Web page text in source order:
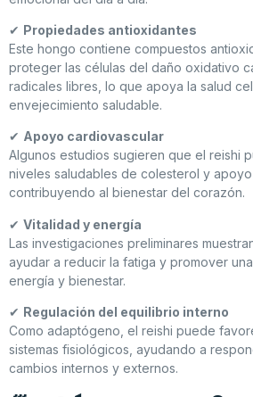
✔ Propiedades antioxidantes
Este hongo contiene compuestos
proteger las células del daño oxidativo
radicales libres, lo que apoya la salud
envejecimiento saludable.
✔ Apoyo cardiovascular
Algunos estudios sugieren que el reishi
niveles saludables de colesterol y apoyo
contribuyendo al bienestar del corazón.
✔ Vitalidad y energía
Las investigaciones preliminares
ayudar a reducir la fatiga y promover
energía y bienestar.
✔ Regulación del equilibrio interno
Como adaptógeno, el reishi puede
sistemas fisiológicos, ayudando a
cambios internos y externos.